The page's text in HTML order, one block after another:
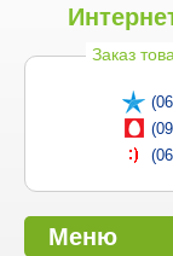
Заказ
Меню